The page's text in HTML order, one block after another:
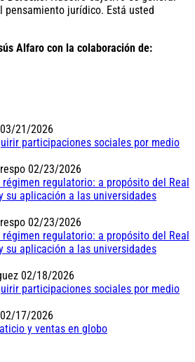
pensamiento jurídico. Está usted
Alfaro con la colaboración de:
03/21/2026
participaciones sociales por medio
02/23/2026
regulatorio: a propósito del Real
su aplicación a las universidades
02/23/2026
regulatorio: a propósito del Real
su aplicación a las universidades
02/18/2026
participaciones sociales por medio
02/17/2026
y ventas en globo